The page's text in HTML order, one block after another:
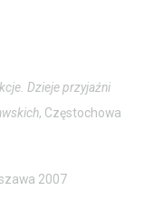
Dzieje przyjaźni
, Częstochowa
2007